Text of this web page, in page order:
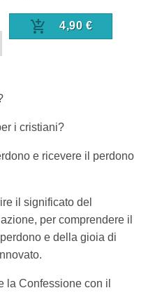
4,90 €
i cristiani?
e ricevere il perdono
il significato del
per comprendere il
e della gioia di
la Confessione con il